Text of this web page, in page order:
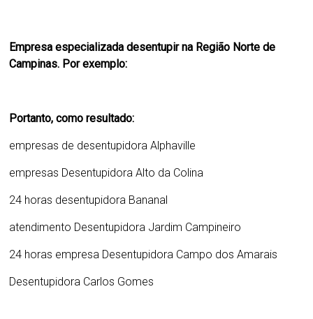
Empresa especializada desentupir na Região Norte de
Campinas. Por exemplo:
Portanto, como resultado:
empresas de desentupidora Alphaville
empresas Desentupidora Alto da Colina
24 horas desentupidora Bananal
atendimento Desentupidora Jardim Campineiro
24 horas empresa Desentupidora Campo dos Amarais
Desentupidora Carlos Gomes